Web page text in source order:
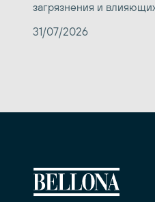
загрязнения и
31/07/2026